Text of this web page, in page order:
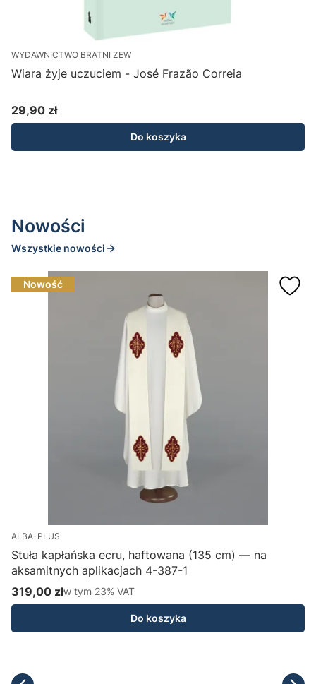
WYDAWNICTWO BRATNI ZEW
Wiara żyje uczuciem - José Frazão Correia
Cena
29,90 zł
Do koszyka
Nowości
Wszystkie nowości
Nowość
ALBA-PLUS
Stuła kapłańska ecru, haftowana (135 cm) — na
aksamitnych aplikacjach 4-387-1
Cena brutto
319,00 złw tym %s VAT
w tym 23% VAT
Do koszyka